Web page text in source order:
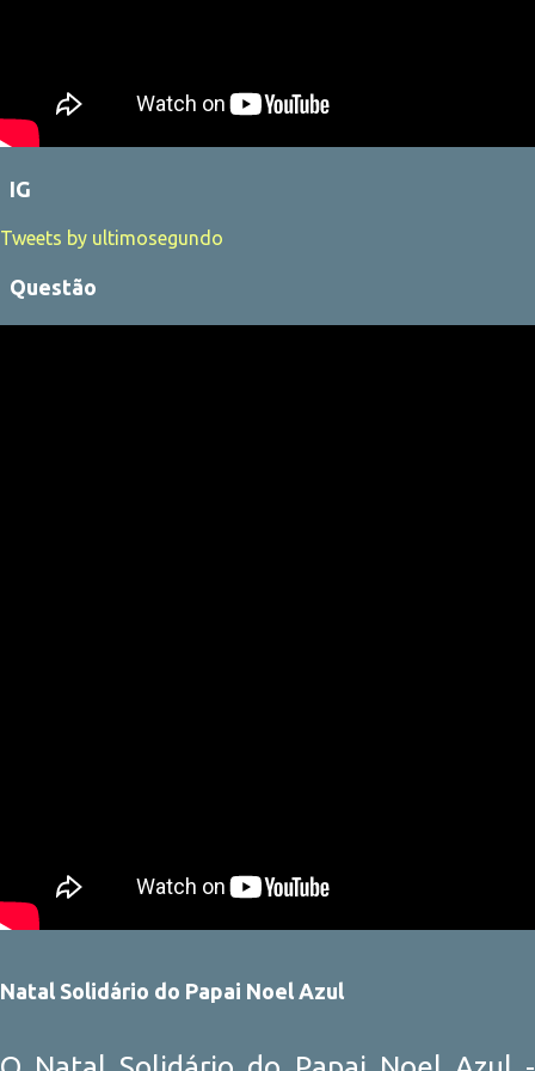
IG
Tweets by ultimosegundo
Questão
Natal Solidário do Papai Noel Azul